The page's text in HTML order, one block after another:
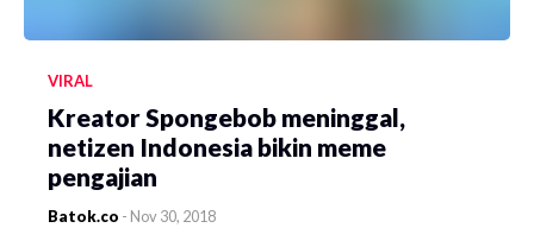
VIRAL
Kreator Spongebob meninggal,
netizen Indonesia bikin meme
pengajian
Batok.co - Nov 30, 2018